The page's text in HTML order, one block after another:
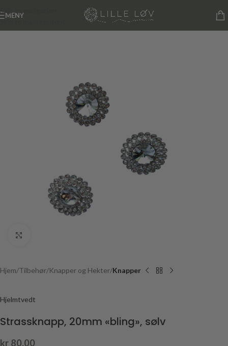
Skip to navigation
Skip to main content
MENY
Hjem Tilbehør Knapper og Hekter Knapper
Hjelmtvedt
Strassknapp, 20mm «bling», sølv
kr 80,00